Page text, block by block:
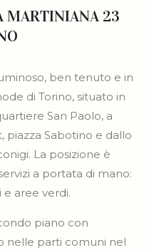
MARTINIANA 23
ben tenuto e in
di Torino, situato in
San Paolo, a
piazza Sabotino e dallo
La posizione è
a portata di mano:
aree verdi.
piano con
nelle parti comuni nel